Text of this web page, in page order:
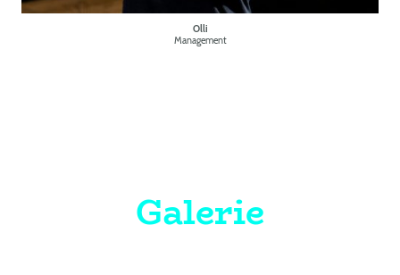
Olli
Management
Galerie